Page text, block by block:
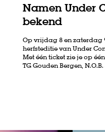
Namen Under
bekend
Op vrijdag 8 en zaterdag
herfsteditie van Under
Met één ticket zie je op
TG Gouden Bergen,